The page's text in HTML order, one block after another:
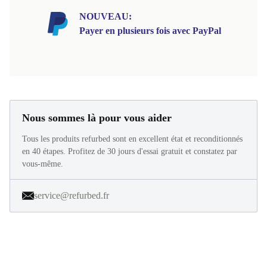
NOUVEAU:
Payer en plusieurs fois avec PayPal
Nous sommes là pour vous aider
Tous les produits refurbed sont en excellent état et reconditionnés
en 40 étapes. Profitez de 30 jours d'essai gratuit et constatez par
vous-même.
service@refurbed.fr